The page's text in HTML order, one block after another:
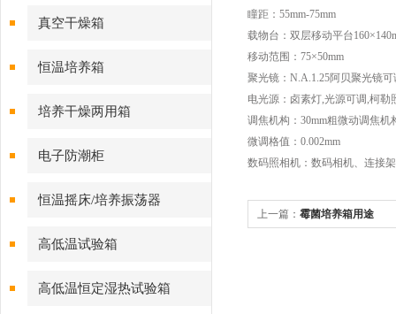
真空干燥箱
恒温培养箱
培养干燥两用箱
电子防潮柜
恒温摇床/培养振荡器
高低温试验箱
高低温恒定湿热试验箱
瞳距：55mm-75mm
载物台：双层移动平台
移动范围：75×50mm
聚光镜：N.A.1.25阿贝聚光镜
电光源：卤素灯,光源可调,柯勒
调焦机构：30mm粗微动调焦
微调格值：0.002mm
数码照相机：数码相机、连接
上一篇： 霉菌培养箱用途